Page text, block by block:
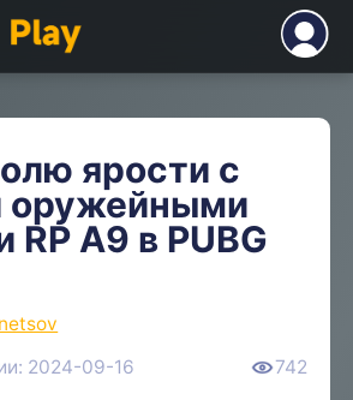
ярости с
оружейными
RP A9 в PUBG
2024-09-16
742